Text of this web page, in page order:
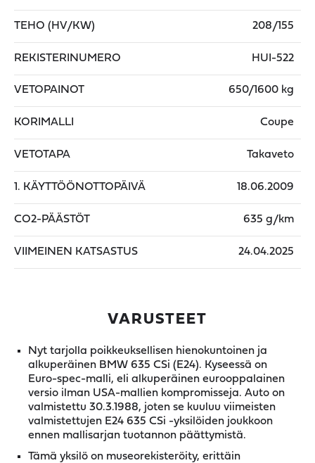
TEHO (HV/KW) 208/155
REKISTERINUMERO HUI-522
VETOPAINOT 650/1600 kg
KORIMALLI Coupe
VETOTAPA Takaveto
1. KÄYTTÖÖNOTTOPÄIVÄ 18.06.2009
CO2-PÄÄSTÖT 635 g/km
VIIMEINEN KATSASTUS 24.04.2025
VARUSTEET
Nyt tarjolla poikkeuksellisen hienokuntoinen ja
alkuperäinen BMW 635 CSi (E24). Kyseessä on
Euro-spec-malli, eli alkuperäinen eurooppalainen
versio ilman USA-mallien kompromisseja. Auto on
valmistettu 30.3.1988, joten se kuuluu viimeisten
valmistettujen E24 635 CSi -yksilöiden joukkoon
ennen mallisarjan tuotannon päättymistä.
Tämä yksilö on museorekisteröity, erittäin